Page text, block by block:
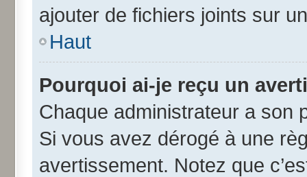
ajouter de fichiers joints sur
Haut
Pourquoi ai-je reçu un
Chaque administrateur a son
Si vous avez dérogé à une
avertissement. Notez que